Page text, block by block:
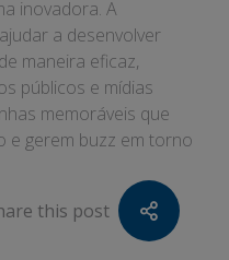
inovadora. A
a desenvolver
maneira eficaz,
públicos e mídias
memoráveis que
e gerem buzz em torno
this post